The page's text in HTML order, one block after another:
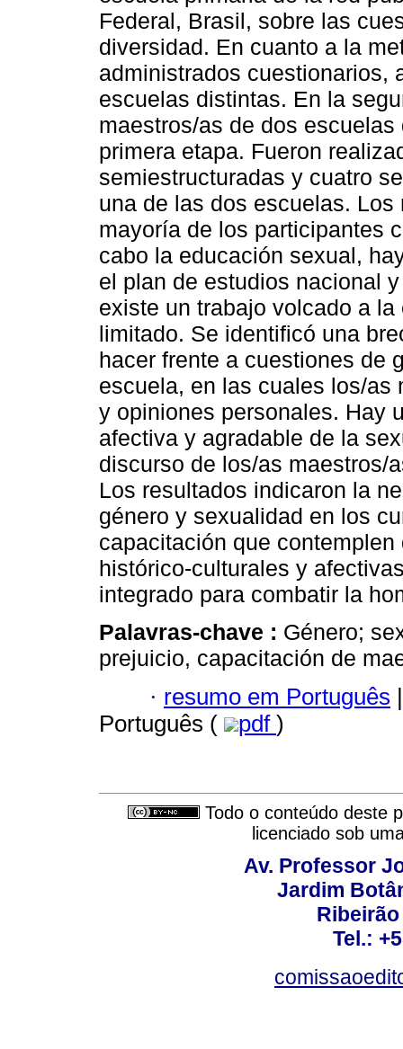
Federal, Brasil, sobre las
diversidad. En cuanto a la
administrados cuestionarios,
escuelas distintas. En la
maestros/as de dos
primera etapa. Fueron
semiestructuradas y cuatro
una de las dos escuelas.
mayoría de los participantes
cabo la educación sexual,
el plan de estudios nacional
existe un trabajo volcado a
limitado. Se identificó una
hacer frente a cuestiones de
escuela, en las cuales los/as
y opiniones personales. Hay
afectiva y agradable de la
discurso de los/as maestros/
Los resultados indicaron la
género y sexualidad en los
capacitación que
histórico-culturales y
integrado para combatir la
Palavras-chave : Género;
prejuicio, capacitación de
· resumo em Português |
Português (
pdf )
Todo o conteúdo deste
licenciado sob
Av. Professor
Jardim
Tel.: